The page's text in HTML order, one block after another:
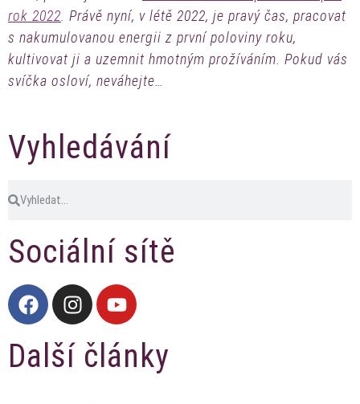
rok 2022 . Právě nyní, v létě 2022, je pravý čas, pracovat
s nakumulovanou energii z první poloviny roku,
kultivovat ji a uzemnit hmotným prožíváním. Pokud vás
svíčka osloví, neváhejte…
Vyhledávání
Sociální sítě
Další články